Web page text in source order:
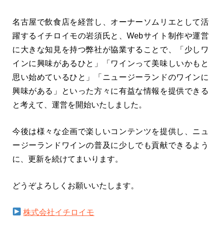
名古屋で飲食店を経営し、オーナーソムリエとして活
躍するイチロイモの岩須氏と、Webサイト制作や運営
に大きな知見を持つ弊社が協業することで、「少しワ
インに興味があるひと」「ワインって美味しいかもと
思い始めているひと」「ニュージーランドのワインに
興味がある」といった方々に有益な情報を提供できる
と考えて、運営を開始いたしました。
今後は様々な企画で楽しいコンテンツを提供し、ニュ
ージーランドワインの普及に少しでも貢献できるよう
に、更新を続けてまいります。
どうぞよろしくお願いいたします。
株式会社イチロイモ